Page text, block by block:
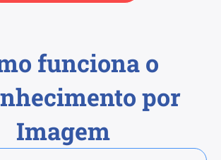
funciona o
por
Imagem